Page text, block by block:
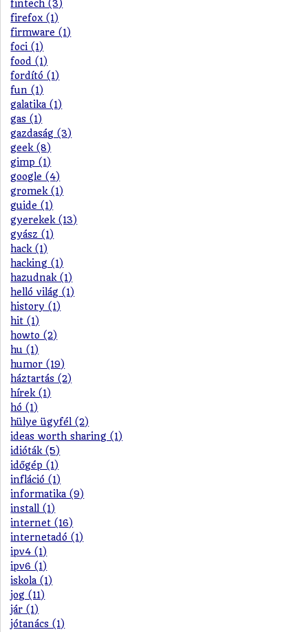
fintech (3)
firefox (1)
firmware (1)
foci (1)
food (1)
fordító (1)
fun (1)
galatika (1)
gas (1)
gazdaság (3)
geek (8)
gimp (1)
google (4)
gromek (1)
guide (1)
gyerekek (13)
gyász (1)
hack (1)
hacking (1)
hazudnak (1)
helló világ (1)
history (1)
hit (1)
howto (2)
hu (1)
humor (19)
háztartás (2)
hírek (1)
hó (1)
hülye ügyfél (2)
ideas worth sharing (1)
idióták (5)
időgép (1)
infláció (1)
informatika (9)
install (1)
internet (16)
internetadó (1)
ipv4 (1)
ipv6 (1)
iskola (1)
jog (11)
jár (1)
jótanács (1)